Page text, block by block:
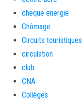
cheque energie
Chômage
Circuits touristiques
circulation
club
CNA
Collèges